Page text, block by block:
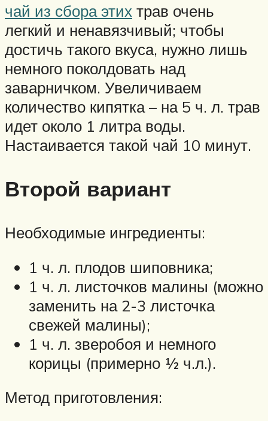
чай из сбора этих трав очень
легкий и ненавязчивый; чтобы
достичь такого вкуса, нужно лишь
немного поколдовать над
заварничком. Увеличиваем
количество кипятка – на 5 ч. л. трав
идет около 1 литра воды.
Настаивается такой чай 10 минут.
Второй вариант
Необходимые ингредиенты:
1 ч. л. плодов шиповника;
1 ч. л. листочков малины (можно
заменить на 2-3 листочка
свежей малины);
1 ч. л. зверобоя и немного
корицы (примерно ½ ч.л.).
Метод приготовления: